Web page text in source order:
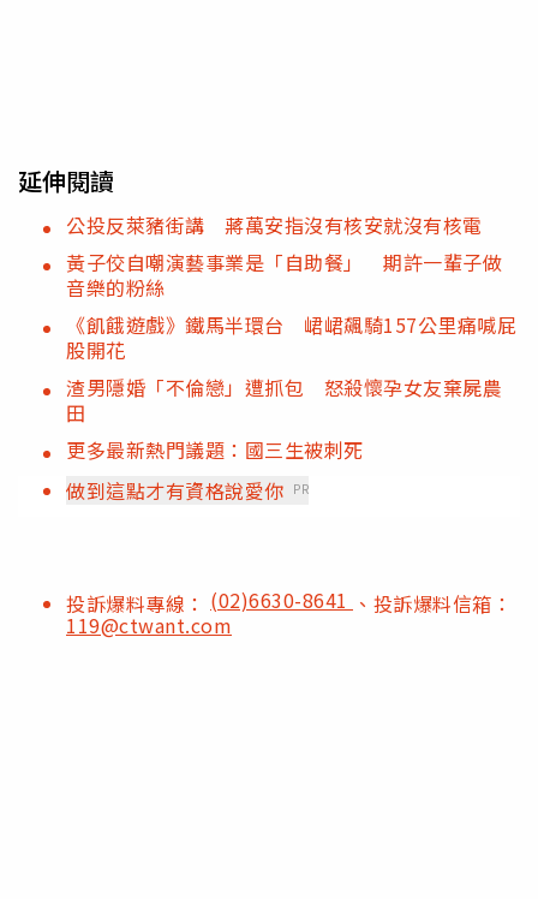
延伸閱讀
公投反萊豬街講 蔣萬安指沒有核安就沒有核電
黃子佼自嘲演藝事業是「自助餐」 期許一輩子做
音樂的粉絲
《飢餓遊戲》鐵馬半環台 峮峮飆騎157公里痛喊屁
股開花
渣男隱婚「不倫戀」遭抓包 怒殺懷孕女友棄屍農
田
更多最新熱門議題：國三生被刺死
做到這點才有資格說愛你 PR
投訴爆料專線： (02)6630-8641 、投訴爆料信箱：
119@ctwant.com